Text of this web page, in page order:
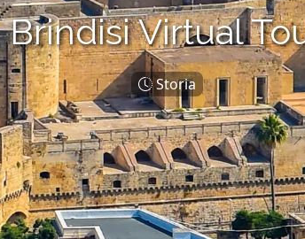
Brindisi Virtual
Storia